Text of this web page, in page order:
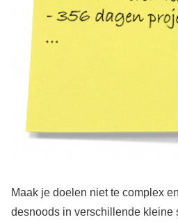
Maak je doelen niet te complex
desnoods in verschillende kleine